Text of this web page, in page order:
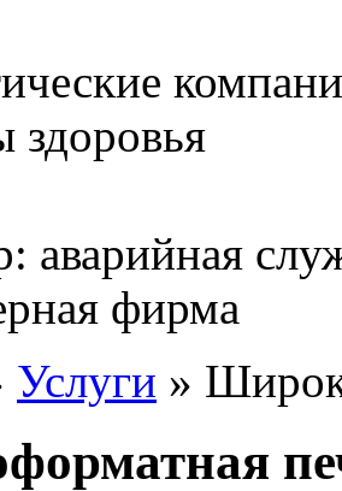
здоровья
аварийная
фирма
Услуги »